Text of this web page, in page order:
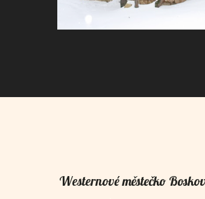
Westernové městečko